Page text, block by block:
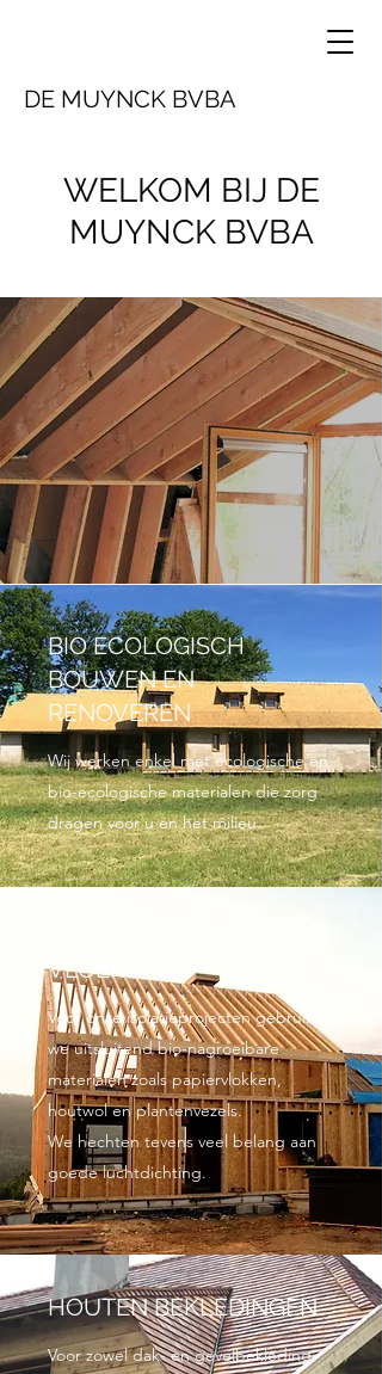
DE MUYNCK BVBA
WELKOM BIJ DE
MUYNCK BVBA
BIO ECOLOGISCH
BOUWEN EN
RENOVEREN
Wij werken enkel met ecologische en
bio-ecologische materialen die zorg
dragen voor u en het milieu.
VLOER
Voor onze isolatieprojecten gebruiken
we uitsluitend bio-nagroeibare
materialen zoals papiervlokken,
houtwol en plantenvezels.
We hechten tevens veel belang aan
goede luchtdichting.
HOUTEN BEKLEDINGEN
Voor zowel dak- en gevelbekleding